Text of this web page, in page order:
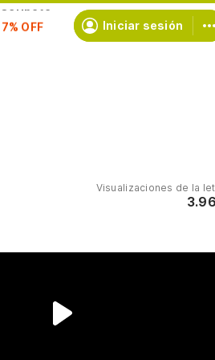
Iniciar sesión
Visualizaciones de la